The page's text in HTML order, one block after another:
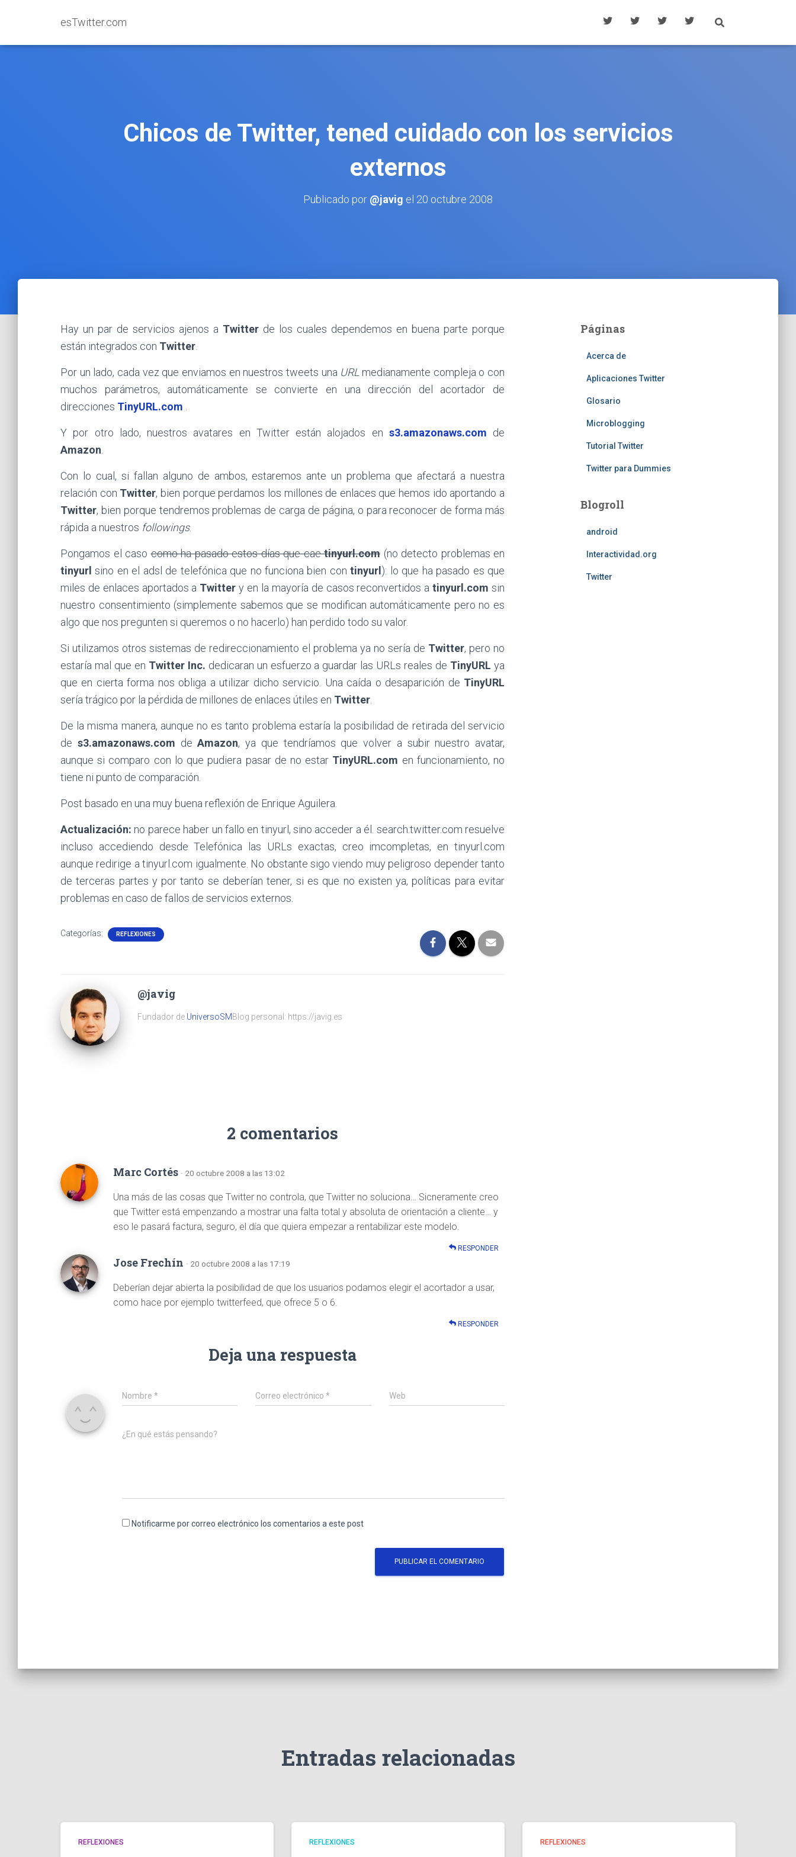
esTwitter.com
Chicos de Twitter, tened cuidado con los servicios
externos
Publicado por @javig el 20 octubre 2008
Hay un par de servicios ajenos a Twitter de los cuales dependemos en buena parte porque
están integrados con Twitter
Por un lado, cada vez que enviamos en nuestros tweets una URL medianamente compleja o con
muchos parámetros, automáticamente se convierte en una dirección del acortador de
direcciones TinyURL.com
Y por otro lado, nuestros avatares en Twitter están alojados en s3.amazonaws.com de
Amazon
Con lo cual, si fallan alguno de ambos, estaremos ante un problema que afectará a nuestra
relación con Twitter, bien porque perdamos los millones de enlaces que hemos ido aportando a
Twitter, bien porque tendremos problemas de carga de página, o para reconocer de forma más
rápida a nuestros followings.
Pongamos el casocomo ha pasado estos días que caetinyurl.com (no detecto problemas en
tinyurl sino en el adsl de telefónica que no funciona bien continyurl ): lo que ha pasado es que
miles de enlaces aportados a Twitter y en la mayoría de casos reconvertidos atinyurl.com sin
nuestro consentimiento (simplemente sabemos que se modifican automáticamente pero no es
algo que nos pregunten si queremos o no hacerlo) han perdido todo su valor.
Si utilizamos otros sistemas de redireccionamiento el problema ya no sería de Twitter, pero no
estaría mal que en Twitter Inc. dedicaran un esfuerzo a guardar las URLs reales de TinyURL ya
que en cierta forma nos obliga a utilizar dicho servicio. Una caída o desaparición de TinyURL
sería trágico por la pérdida de millones de enlaces útiles en Twitter
De la misma manera, aunque no es tanto problema estaría la posibilidad de retirada del servicio
de s3.amazonaws.com deAmazon, ya que tendríamos que volver a subir nuestro avatar,
aunque si comparo con lo que pudiera pasar de no estar TinyURL.com en funcionamiento, no
tiene ni punto de comparación.
Post basado en una muy buena reflexión de Enrique Aguilera.
Actualización: no parece haber un fallo en tinyurl, sino acceder a él. search.twitter.com resuelve
incluso accediendo desde Telefónica las URLs exactas, creo imcompletas, en tinyurl.com
aunque redirige a tinyurl.com igualmente. No obstante sigo viendo muy peligroso depender tanto
de terceras partes y por tanto se deberían tener, si es que no existen ya, políticas para evitar
problemas en caso de fallos de servicios externos.
Categorías: REFLEXIONES
@javig
Fundador de UniversoSMBlog personal: https://javig.es
2 comentarios
Marc Cortés · 20 octubre 2008 a las 13:02
Una más de las cosas que Twitter no controla, que Twitter no soluciona… Sicneramente creo
que Twitter está empenzando a mostrar una falta total y absoluta de orientación a cliente… y
eso le pasará factura, seguro, el día que quiera empezar a rentabilizar este modelo.
RESPONDER
Jose Frechín · 20 octubre 2008 a las 17:19
Deberían dejar abierta la posibilidad de que los usuarios podamos elegir el acortador a usar,
como hace por ejemplo twitterfeed, que ofrece 5 o 6.
RESPONDER
Deja una respuesta
Nombre * Correo electrónico* Web
¿En qué estás pensando?
Notificarme por correo electrónico los comentarios a este post
Páginas
Acerca de
Aplicaciones Twitter
Glosario
Microblogging
Tutorial Twitter
Twitter para Dummies
Blogroll
android
Interactividad.org
Twitter
Entradas relacionadas
REFLEXIONES REFLEXIONES REFLEXIONES